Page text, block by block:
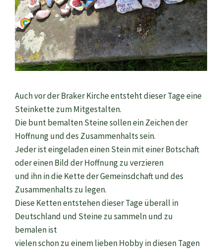
Auch vor der Braker Kirche entsteht dieser Tage eine
Steinkette zum Mitgestalten.
Die bunt bemalten Steine sollen ein Zeichen der
Hoffnung und des Zusammenhalts sein.
Jeder ist eingeladen einen Stein mit einer Botschaft
oder einen Bild der Hoffnung zu verzieren
und ihn in die Kette der Gemeinsdchaft und des
Zusammenhalts zu legen.
Diese Ketten entstehen dieser Tage überall in
Deutschland und Steine zu sammeln und zu
bemalen ist
vielen schon zu einem lieben Hobby in diesen Tagen